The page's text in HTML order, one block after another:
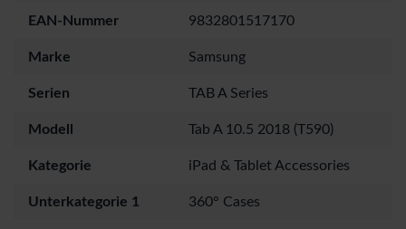
EAN-Nummer 9832801517170
Marke Samsung
Serien TAB A Series
Modell Tab A 10.5 2018 (T590)
Kategorie iPad & Tablet Accessories
Unterkategorie 1 360° Cases